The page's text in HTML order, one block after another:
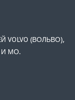
(ВОЛЬВО),
И МО.